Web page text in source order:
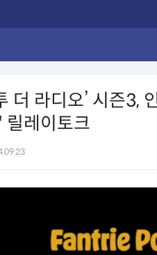
더 라디오’ 시즌3,
레이토크